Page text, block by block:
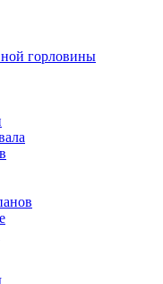
горловины